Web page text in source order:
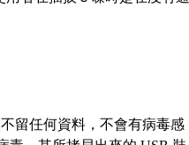
留任何資料，不會有病毒感